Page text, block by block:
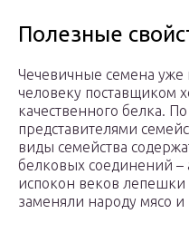
Полезные
Чечевичные семена уже
человеку поставщиком
качественного белка.
представителями
виды семейства
белковых соединений –
испокон веков
заменяли народу мясо и